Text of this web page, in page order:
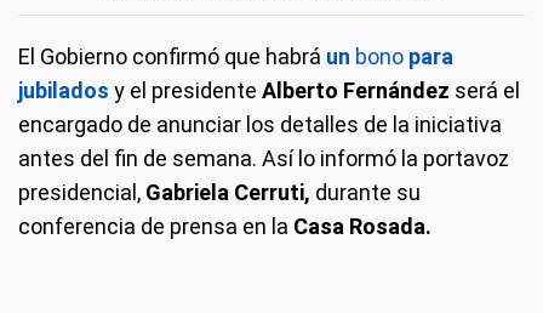
El Gobierno confirmó que habrá un bono para
jubilados y el presidente Alberto Fernández será el
encargado de anunciar los detalles de la iniciativa
antes del fin de semana. Así lo informó la portavoz
presidencial, Gabriela Cerruti, durante su
conferencia de prensa en la Casa Rosada.